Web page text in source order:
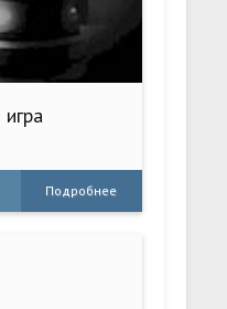
Подробнее